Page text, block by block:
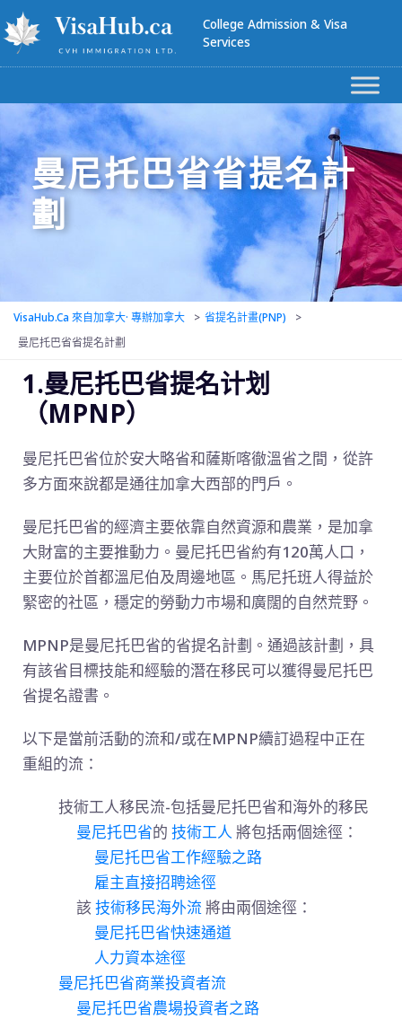
College Admission & Visa
Services
曼尼托巴省省提名計
劃
VisaHub.ca 來自加拿大· 專辦加拿大 > 省提名計畫(PNP)
>
曼尼托巴省省提名計劃
1.曼尼托巴省提名计划
（MPNP）
曼尼托巴省位於安大略省和薩斯喀徹溫省之間，從許
多方面來說都是通往加拿大西部的門戶。
曼尼托巴省的經濟主要依靠自然資源和農業，是加拿
大財富的主要推動力。 曼尼托巴省約有120萬人口，
主要位於首都溫尼伯及周邊地區。 馬尼托班人得益於
緊密的社區，穩定的勞動力市場和廣闊的自然荒野。
MPNP是曼尼托巴省的省提名計劃。 通過該計劃，具
有該省目標技能和經驗的潛在移民可以獲得曼尼托巴
省提名證書。
以下是當前活動的流和/或在MPNP續訂過程中正在
重組的流：
技術工人移民流-包括曼尼托巴省和海外的移民
曼尼托巴省的 技術工人 將包括兩個途徑：
曼尼托巴省工作經驗之路
雇主直接招聘途徑
該技術移民海外流 將由兩個途徑：
曼尼托巴省快速通道
人力資本途徑
曼尼托巴省商業投資者流
曼尼托巴省農場投資者之路